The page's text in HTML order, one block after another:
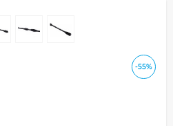
-55%